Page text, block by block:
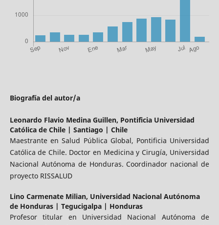
Biografía del autor/a
Leonardo Flavio Medina Guillen, Pontificia Universidad
Católica de Chile | Santiago | Chile
Maestrante en Salud Pública Global, Pontificia Universidad
Católica de Chile. Doctor en Medicina y Cirugía, Universidad
Nacional Autónoma de Honduras. Coordinador nacional de
proyecto RISSALUD
Lino Carmenate Milian, Universidad Nacional Autónoma
de Honduras | Tegucigalpa | Honduras
Profesor titular en Universidad Nacional Autónoma de